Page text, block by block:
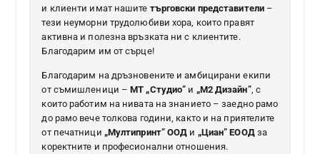
и клиенти имат нашите търговски представители–
тези неуморни трудолюбиви хора, които правят
активна и полезна връзката ни с клиентите.
Благодарим им от сърце!
Благодарим на дръзновените и амбицирани екипи
от съмишленици –МТ „Студио” и „М2 Дизайн”, с
които работим на нивата на знанието – заедно рамо
до рамо вече толкова години, както и на приятелите
от печатници „Мултипринт” ООД и „Циан” ЕООД за
коректните и професионални отношения.